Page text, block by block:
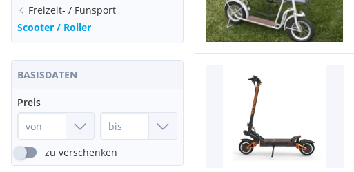
Freizeit- / Funsport
Scooter / Roller
BASISDATEN
Preis
zu verschenken